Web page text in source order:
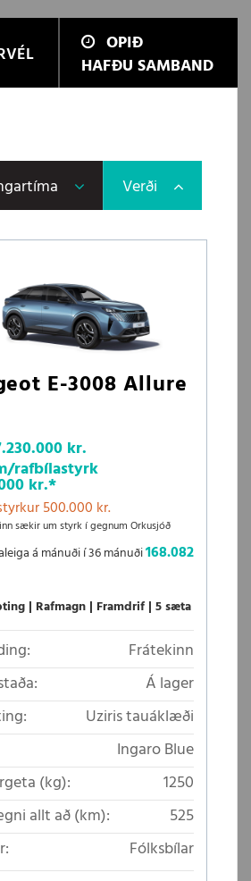
OPIÐ
HAFÐU SAMBAND
Verði
E-3008 Allure
kr.
rafbílastyrk
kr.*
500.000 kr.
sækir um styrk í gegnum Orkusjóð
á mánuði í 36 mánuði168.082
Rafmagn Framdrif 5 sæta
Frátekinn
Á lager
Uziris tauáklæði
Ingaro Blue
(kg):
1250
allt að (km):
525
Fólksbílar